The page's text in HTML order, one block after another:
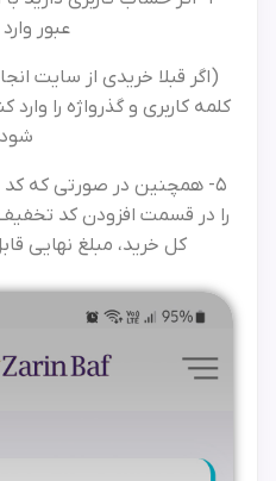
عبور
(اگر قبلا خریدی از سایت
کلمه کاربری و گذرواژه را وارد
5- همچنین در صورتی که کد
را در قسمت افزودن کد
کل خرید، مبلغ نهایی